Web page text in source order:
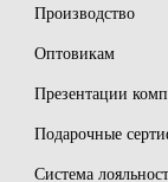
Производство
Оптовикам
Презентации
Подарочные
Система